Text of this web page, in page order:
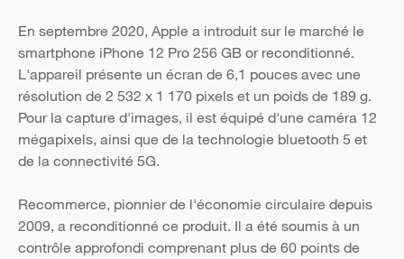
En septembre 2020, Apple a introduit sur le marché le
smartphone iPhone 12 Pro 256 GB or reconditionné.
L'appareil présente un écran de 6,1 pouces avec une
résolution de 2 532 x 1 170 pixels et un poids de 189 g.
Pour la capture d'images, il est équipé d'une caméra 12
mégapixels, ainsi que de la technologie bluetooth 5 et
de la connectivité 5G.
Recommerce, pionnier de l'économie circulaire depuis
2009, a reconditionné ce produit. Il a été soumis à un
contrôle approfondi comprenant plus de 60 points de